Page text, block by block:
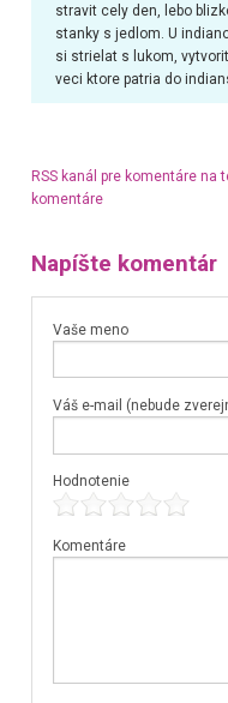
stravit cely den, lebo
stanky s jedlom. U
si strielat s lukom,
veci ktore patria do
RSS kanál pre komentáre na
komentáre
Napíšte komentár
Vaše meno
Váš e-mail (nebude
Hodnotenie
Komentáre